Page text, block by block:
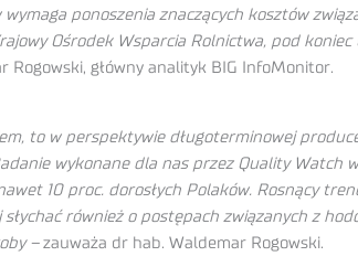
ponoszenia znaczących kosztów
Ośrodek Wsparcia Rolnictwa, pod
Rogowski, główny analityk BIG InfoMonitor.
to w perspektywie długoterminowej
wykonane dla nas przez Quality Watch
10 proc. dorosłych Polaków. Rosnący
również o postępach związanych z
–zauważa dr hab. Waldemar Rogowski.